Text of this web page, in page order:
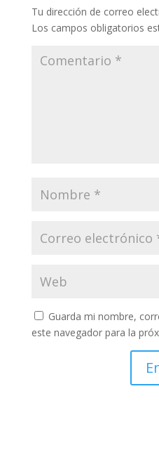
Tu dirección de correo
Los campos obligatorios
Guarda mi nombre,
este navegador para la